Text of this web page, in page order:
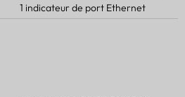
1 indicateur de port Ethernet